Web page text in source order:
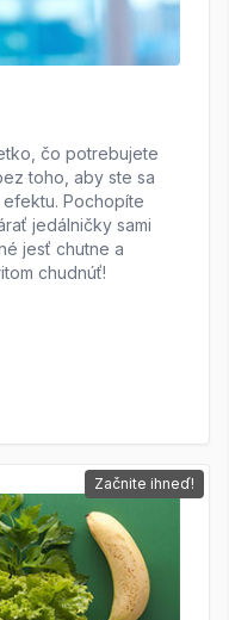
čo potrebujete
toho, aby ste sa
Pochopíte
jedálničky sami
jesť chutne a
chudnúť!
Začnite ihneď!